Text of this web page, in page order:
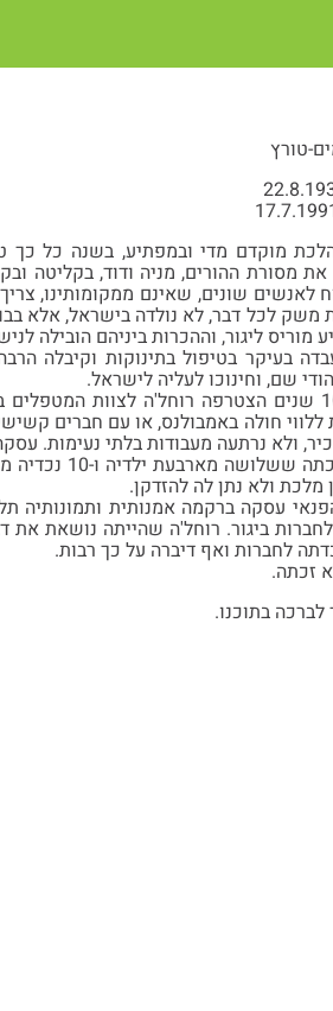
טורץ
מוקדם מדי ובמפתיע, בשנה כל
מסורת ההורים, מניה ודוד, בקליטה
לאנשים שונים, שאינם ממקומותינו,
בעיקר בטיפול בתינוקות וקיבלה
שם, וחינוכו לעליה לישראל.
לפני כ-10 שנים הצטרפה רוחל'ה לצוות
חולה באמבולנס, או עם חברים
ולא נרתעה מעבודות בלתי נעימות.
מלכת ולא נתן לה להזדקן.
עסקה ברקמה אמנותית ותמונותיה
ביגור. רוחל'ה שהייתה נושאת
לחברות ואף דיברה על כך רבות.
זכתה.
לברכה בתוכנו.